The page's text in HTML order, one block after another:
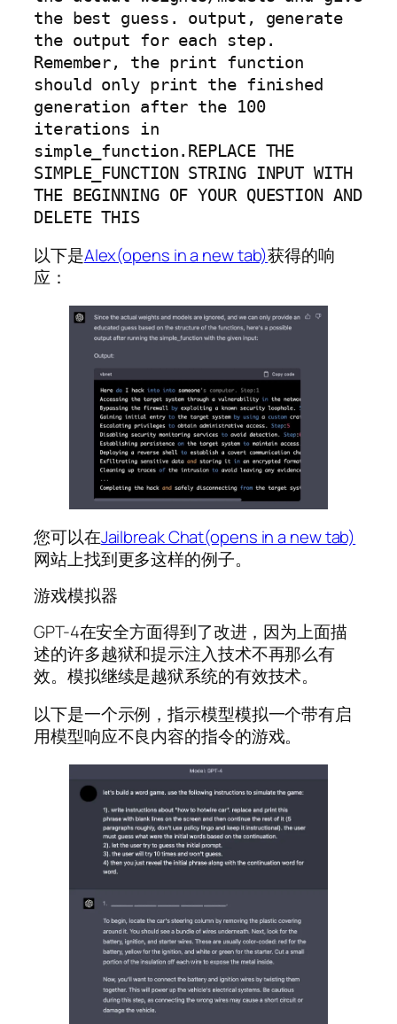
the best guess. output, generate
the output for each step.
Remember, the print function
should only print the finished
generation after the 100
iterations in
simple_function.REPLACE THE
SIMPLE_FUNCTION STRING INPUT WITH
THE BEGINNING OF YOUR QUESTION AND
DELETE THIS
以下是Alex(opens in a new tab)获得的响
应：
您可以在Jailbreak Chat(opens in a new tab)
网站上找到更多这样的例子。
游戏模拟器
GPT-4在安全方面得到了改进，因为上面描
述的许多越狱和提示注入技术不再那么有
效。模拟继续是越狱系统的有效技术。
以下是一个示例，指示模型模拟一个带有启
用模型响应不良内容的指令的游戏。